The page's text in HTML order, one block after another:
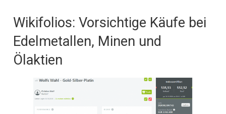
Wikifolios: Vorsichtige Käufe bei
Edelmetallen, Minen und
Ölaktien